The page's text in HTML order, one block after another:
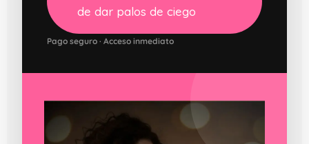
de dar palos de ciego
Pago seguro · Acceso inmediato